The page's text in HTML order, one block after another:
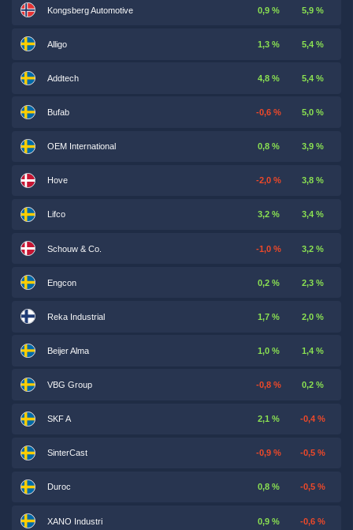
Kongsberg Automotive 0,9 % 5,9 %
Alligo 1,3 % 5,4 %
Addtech 4,8 % 5,4 %
Bufab -0,6 % 5,0 %
OEM International 0,8 % 3,9 %
Hove -2,0 % 3,8 %
Lifco 3,2 % 3,4 %
Schouw & Co. -1,0 % 3,2 %
Engcon 0,2 % 2,3 %
Reka Industrial 1,7 % 2,0 %
Beijer Alma 1,0 % 1,4 %
VBG Group -0,8 % 0,2 %
SKF A 2,1 % -0,4 %
SinterCast -0,9 % -0,5 %
Duroc 0,8 % -0,5 %
XANO Industri 0,9 % -0,6 %